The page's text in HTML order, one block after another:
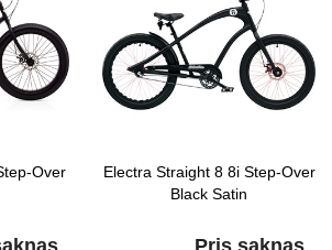
Over
Electra Straight 8 8i Step-Over
Black Satin
Pris saknas